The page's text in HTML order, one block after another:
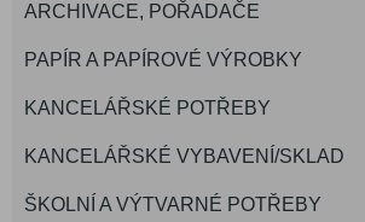
ARCHIVACE, POŘADAČE
PAPÍR A PAPÍROVÉ VÝROBKY
KANCELÁŘSKÉ POTŘEBY
KANCELÁŘSKÉ VYBAVENÍ/SKLAD
ŠKOLNÍ A VÝTVARNÉ POTŘEBY